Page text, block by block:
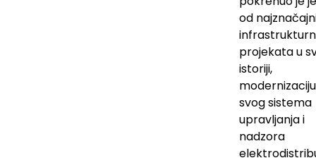
od
projekata u
istoriji,
modernizaciju
svog sistema
upravljanja i
nadzora